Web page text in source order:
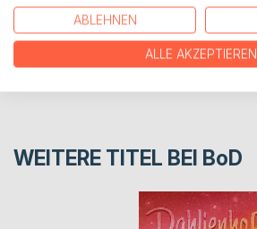
REZENSIONEN
WEITERE TITEL BEI BoD
ABLEHNEN
ALLE AKZEPTIEREN